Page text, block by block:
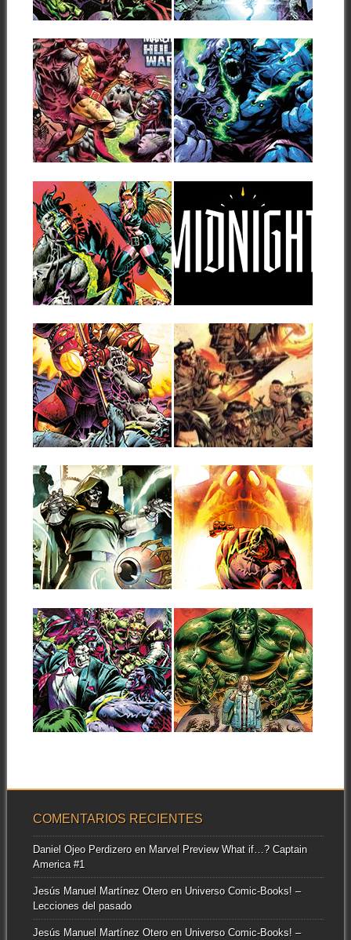
▶ ▶
18.06.26
EL INFERNAL
HULK CONTRA…
Cuatro especiales del Infernal
Hulk preparan el terreno para
la Guerra...
▶
15.06.26
RESEÑA: EL
INFERNAL HULK 1
(2026)
Aparece una nueva colección
de Hulk, una nueva etapa
donde, según...
▶
24.05.26
MARVEL PREVIEW
INFERNAL HULK
#7
A continuación puedes ver la
portada y las primeras
páginas del...
▶
MIDNIGHT, EL
TERRORÍFICO
NUEVO UNIVERSO
MARVEL
Midnight será la nueva línea
21.04.26
MARVEL PREVIEW
INFERNAL HULK
#6
A continuación puedes ver la
portada y las primeras
páginas del...
▶
10.04.26
RESEÑA:
HELLHUNTERS –
CAZADORES
INFERNALES
Un saludo desde el interior de
una trinchera en la Segunda...
▶
22.03.26
MARVEL
PREVIEWS
DUNGEONS OF
DOOM #3
A continuación puedes ver las
primeras páginas del comic-
book Dungeons of...
▶
16.03.26
MARVEL
PREVIEWS
INFERNAL HULK
#5
A continuación puedes ver las
primeras páginas del comic-
book Infernal Hulk...
▶
21.02.26
MARVEL
PREVIEWS
INFERNAL HULK
#4
A continuación puedes ver las
primeras páginas del comic-
book Infernal Hulk...
▶
08.03.23
LO QUE HULK
TEME
Finaliza una etapa y comienza
otra, es ley de vida en...
▶
COMENTARIOS RECIENTES
Daniel Ojeo Perdizeroen Marvel Preview What if…? Captain
America #1
Jesús Manuel Martínez Oteroen Universo Comic-Books! –
Lecciones del pasado
Jesús Manuel Martínez Oteroen Universo Comic-Books! –